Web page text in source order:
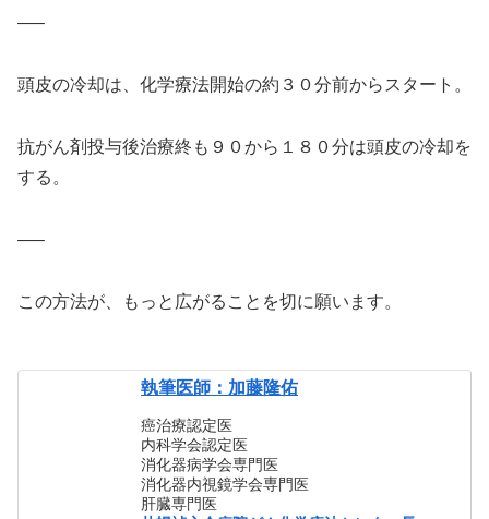
—–
頭皮の冷却は、化学療法開始の約３０分前からスタート。
抗がん剤投与後治療終も９０から１８０分は頭皮の冷却を
する。
—–
この方法が、もっと広がることを切に願います。
執筆医師：加藤隆佑
癌治療認定医
内科学会認定医
消化器病学会専門医
消化器内視鏡学会専門医
肝臓専門医